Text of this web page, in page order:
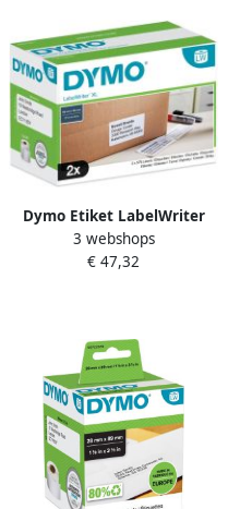
Dymo Etiket LabelWriter
5XL verzendlabel
59x102mm 2 rollen Ã¡ 575
3 webshops
€ 47,32